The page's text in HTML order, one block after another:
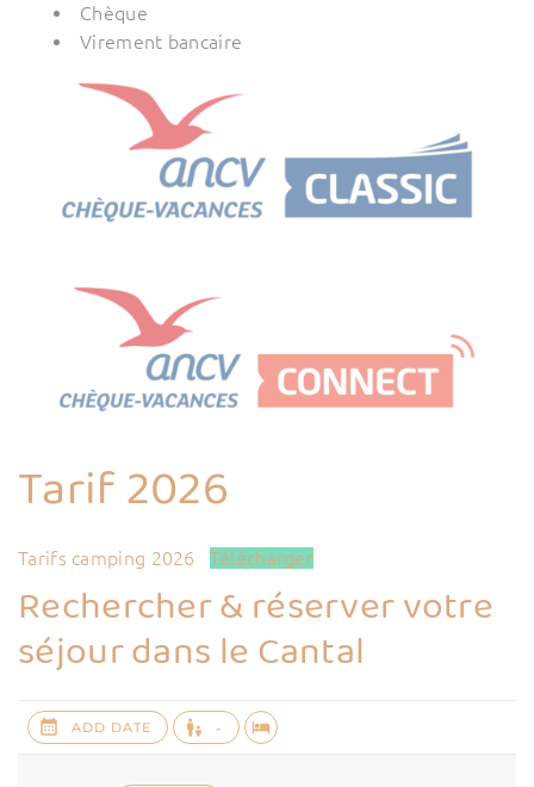
Chèque
Virement bancaire
Tarif 2026
Tarifs camping 2026 Télécharger
Rechercher & réserver votre
séjour dans le Cantal